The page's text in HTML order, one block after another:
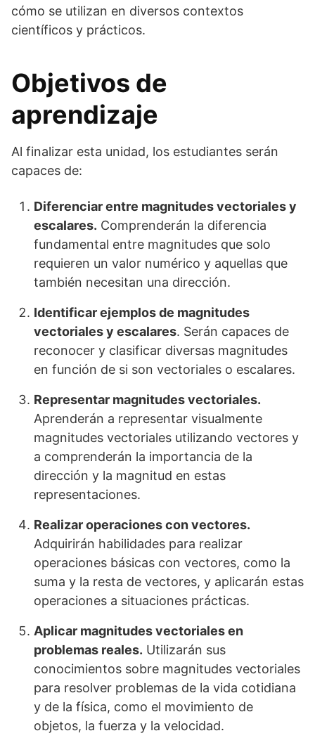
cómo se utilizan en diversos contextos
científicos y prácticos.
Objetivos de
aprendizaje
Al finalizar esta unidad, los estudiantes serán
capaces de:
Diferenciar entre magnitudes vectoriales y
escalares. Comprenderán la diferencia
fundamental entre magnitudes que solo
requieren un valor numérico y aquellas que
también necesitan una dirección.
Identificar ejemplos de magnitudes
vectoriales y escalares. Serán capaces de
reconocer y clasificar diversas magnitudes
en función de si son vectoriales o escalares.
Representar magnitudes vectoriales.
Aprenderán a representar visualmente
magnitudes vectoriales utilizando vectores y
a comprenderán la importancia de la
dirección y la magnitud en estas
representaciones.
Realizar operaciones con vectores.
Adquirirán habilidades para realizar
operaciones básicas con vectores, como la
suma y la resta de vectores, y aplicarán estas
operaciones a situaciones prácticas.
Aplicar magnitudes vectoriales en
problemas reales. Utilizarán sus
conocimientos sobre magnitudes vectoriales
para resolver problemas de la vida cotidiana
y de la física, como el movimiento de
objetos, la fuerza y la velocidad.